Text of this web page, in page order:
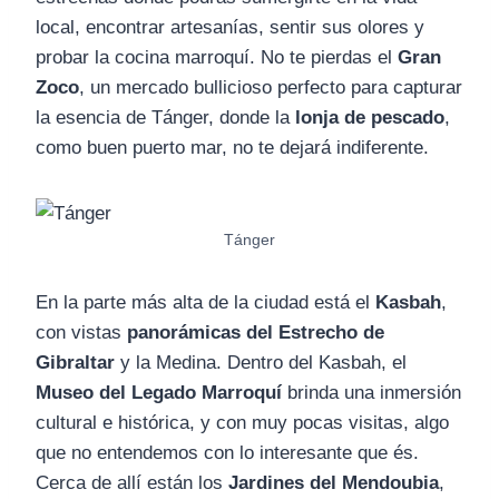
local, encontrar artesanías, sentir sus olores y
probar la cocina marroquí. No te pierdas el Gran
Zoco, un mercado bullicioso perfecto para capturar
la esencia de Tánger, donde la lonja de pescado,
como buen puerto mar, no te dejará indiferente.
Tánger
En la parte más alta de la ciudad está el Kasbah,
con vistas panorámicas del Estrecho de
Gibraltar y la Medina. Dentro del Kasbah, el
Museo del Legado Marroquí brinda una inmersión
cultural e histórica, y con muy pocas visitas, algo
que no entendemos con lo interesante que és.
Cerca de allí están los Jardines del Mendoubia,